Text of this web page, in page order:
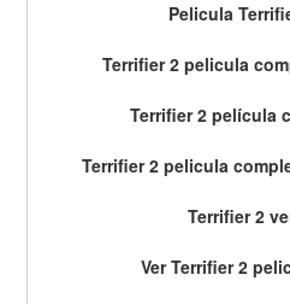
Pelicula
Terrifier 2 pelicula
Terrifier 2 película
Terrifier 2 pelicula
Terrifier 2
Ver Terrifier 2